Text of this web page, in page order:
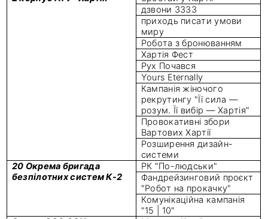
дзвони 3333
приходь писати умови
миру
Робота з бронюванням
Хартія Фест
Рух Почався
Yours Eternally
Кампанія жіночого
рекрутингу "Її сила —
розум. Її вибір — Хартія"
Провокативні збори
Вартових Хартії
Розширення дизайн-
системи
20 Окрема бригада
безпілотних систем К-2
РК "По-людськи"
Фандрейзинговий проєкт
"Робот на прокачку"
Комунікаційна кампанія
"15 | 10"